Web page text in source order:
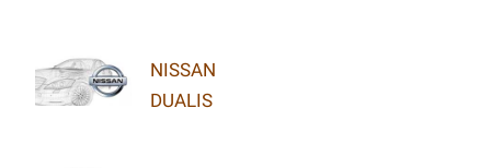
NISSAN
DUALIS